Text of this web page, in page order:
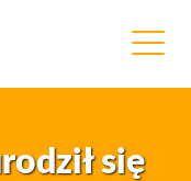
się